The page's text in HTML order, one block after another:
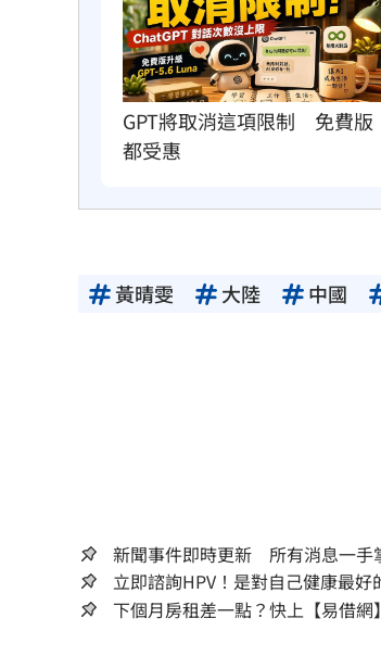
GPT將取消這項限制　免費版
都受惠
黃晴雯 大陸 中國
新聞事件即時更新 所有消息一手
立即諮詢HPV！是對自己健康最好
下個月房租差一點？快上【易借網